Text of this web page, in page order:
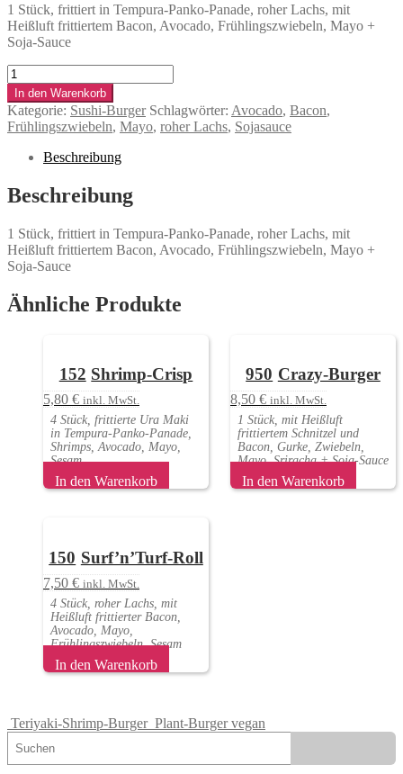
1 Stück, frittiert in Tempura-Panko-Panade, roher Lachs, mit
Heißluft frittiertem Bacon, Avocado, Frühlingszwiebeln, Mayo +
Soja-Sauce
Crispy-
Surf‘n‘Turf-
Burger
Menge
In den Warenkorb
Kategorie: Sushi-Burger Schlagwörter: Avocado, Bacon,
Frühlingszwiebeln, Mayo, roher Lachs, Sojasauce
Beschreibung
Beschreibung
1 Stück, frittiert in Tempura-Panko-Panade, roher Lachs, mit
Heißluft frittiertem Bacon, Avocado, Frühlingszwiebeln, Mayo +
Soja-Sauce
Ähnliche Produkte
152 Shrimp-Crisp
5,80 € inkl. MwSt.
4 Stück, frittierte Ura Maki
in Tempura-Panko-Panade,
Shrimps, Avocado, Mayo,
Sesam
In den Warenkorb
950 Crazy-Burger
8,50 € inkl. MwSt.
1 Stück, mit Heißluft
frittiertem Schnitzel und
Bacon, Gurke, Zwiebeln,
Mayo, Sriracha + Soja-Sauce
In den Warenkorb
150 Surf’n’Turf-Roll
7,50 € inkl. MwSt.
4 Stück, roher Lachs, mit
Heißluft frittierter Bacon,
Avocado, Mayo,
Frühlingszwiebeln, Sesam
In den Warenkorb
Teriyaki-Shrimp-Burger Plant-Burger vegan